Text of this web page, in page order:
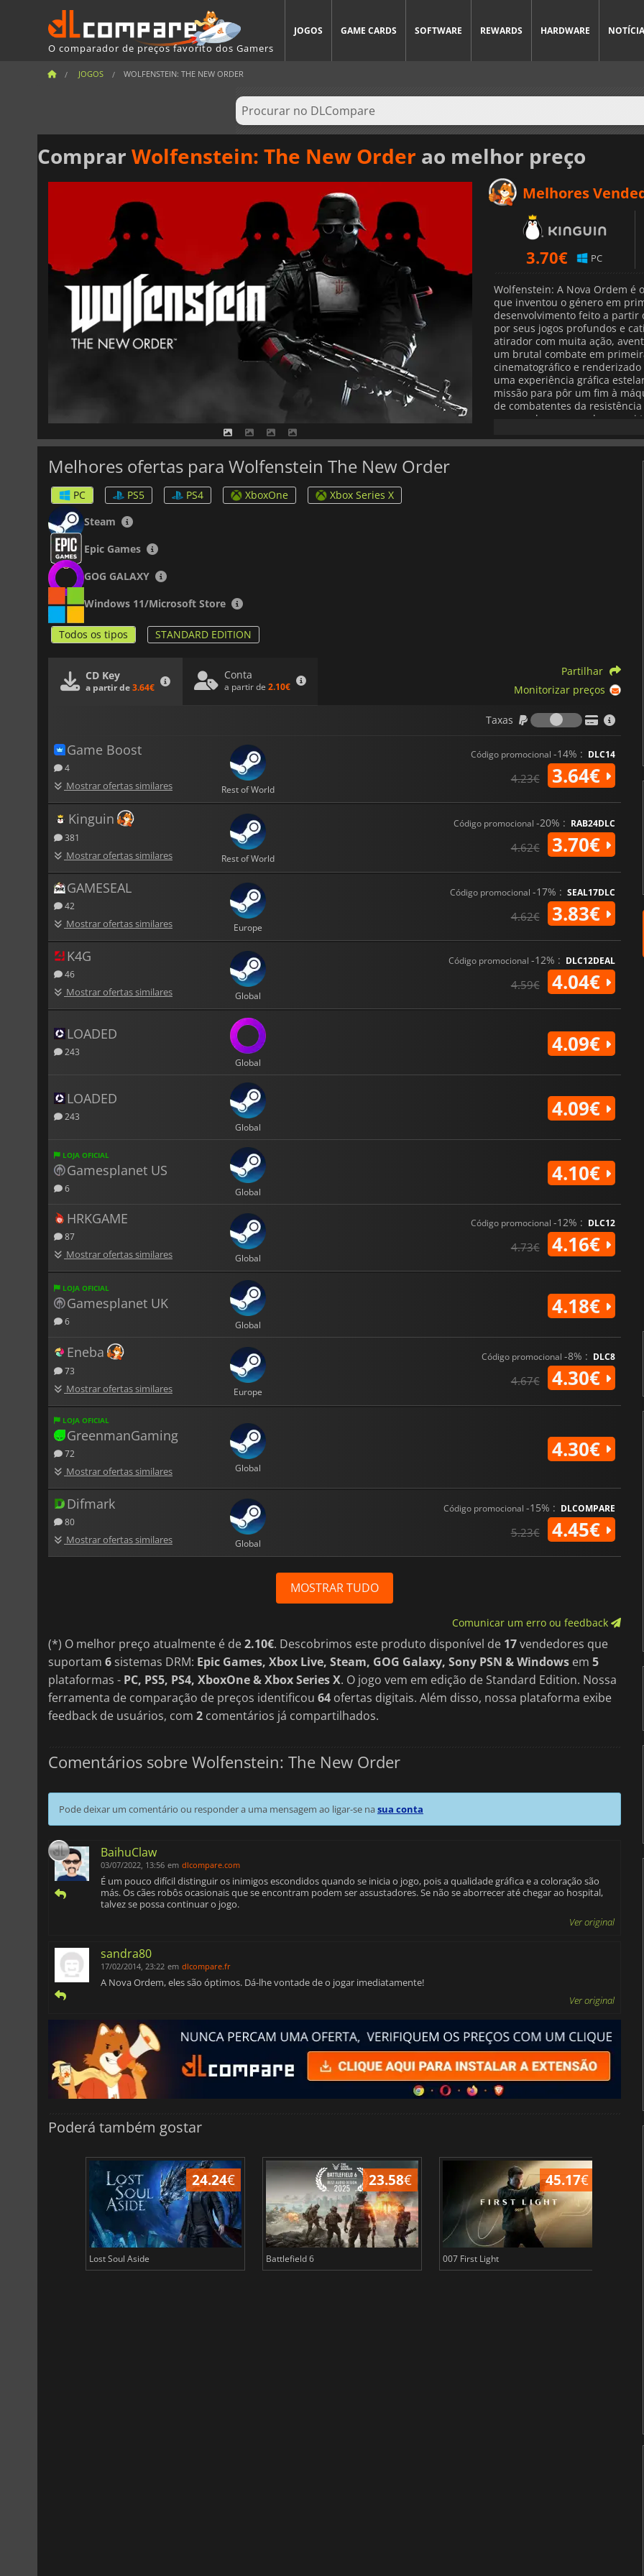
O comparador de preços favorito dos Gamers
JOGOS GAME CARDS SOFTWARE REWARDS HARDWARE
JOGOS WOLFENSTEIN: THE NEW ORDER
Comprar Wolfenstein: The New Order ao melhor preço
Melhores
3.70€ PC
Wolfenstein: A Nova Ordem é
que inventou o género em
desenvolvimento feito a partir
por seus jogos profundos e
atirador com muita ação,
um brutal combate em
cinematográfico e
uma experiência gráfica
missão para pôr um fim à
de combatentes da
para acabar com o plano
protegidas, enfrentar legiões
super-armas que
exploração submarina,
Wolfenstein: A Nova Ordem
são acompanhadas pela
suas personagens.
dos anos 60, onde o mundo
virou a história de cabeça
A Nova Ordem. Invada uma
armas altamente seguro para
contra os enormes robôs
tropas de choque para
Melhores ofertas para Wolfenstein The New Order
PC PS5 PS4 XboxOne
Xbox Series X
Steam
Epic Games
GOG GALAXY
Windows 11/Microsoft Store
Todos os tipos STANDARD EDITION
CD Key
a partir de3.64€
Conta
a partir de 2.10€
Partilhar
Monitorizar preços
Taxas
Taxas
Game Boost
4
Mostrar ofertas similares Rest of World
Código promocional -14% : DLC14
4.23€ 3.64€
Kinguin
381
Mostrar ofertas similares Rest of World
Código promocional -20% : RAB24DLC
4.62€ 3.70€
GAMESEAL
42
Mostrar ofertas similares Europe
Código promocional -17% : SEAL17DLC
4.62€ 3.83€
K4G
46
Mostrar ofertas similares Global
Código promocional -12% : DLC12DEAL
4.59€ 4.04€
LOADED
243
Global
4.09€
LOADED
243
Global
4.09€
LOJA OFICIAL
Gamesplanet US
6 Global
4.10€
HRKGAME
87
Mostrar ofertas similares Global
Código promocional -12% : DLC12
4.73€ 4.16€
LOJA OFICIAL
Gamesplanet UK
6 Global
4.18€
Eneba
73
Mostrar ofertas similares Europe
Código promocional -8% : DLC8
4.67€ 4.30€
LOJA OFICIAL
GreenmanGaming
72
Mostrar ofertas similares Global
4.30€
Difmark
80
Mostrar ofertas similares Global
Código promocional -15% : DLCOMPARE
5.23€ 4.45€
MOSTRAR TUDO
Comunicar um erro ou feedback
(*) O melhor preço atualmente é de2.10€. Descobrimos este produto disponível de 17vendedores que
suportam 6 sistemas DRM: Epic Games, Xbox Live, Steam, GOG Galaxy, Sony PSN & Windows em 5
plataformas - PC, PS5, PS4, XboxOne & Xbox Series X. O jogo vem em edição de Standard Edition. Nossa
ferramenta de comparação de preços identificou 64 ofertas digitais. Além disso, nossa plataforma exibe
feedback de usuários, com 2 comentários já compartilhados.
Comentários sobre Wolfenstein: The New Order
Pode deixar um comentário ou responder a uma mensagem ao ligar-se nasua conta
BaihuClaw
03/07/2022, 13:56 em dlcompare.com
É um pouco difícil distinguir os inimigos escondidos quando se inicia o jogo, pois a qualidade gráfica e a coloração são
más. Os cães robôs ocasionais que se encontram podem ser assustadores. Se não se aborrecer até chegar ao hospital,
talvez se possa continuar o jogo.
Ver original
sandra80
17/02/2014, 23:22 em dlcompare.fr
A Nova Ordem, eles são óptimos. Dá-lhe vontade de o jogar imediatamente!
Ver original
Poderá também gostar
24.24€
Lost Soul Aside
23.58€
Battlefield 6
45.17€
007 First Light